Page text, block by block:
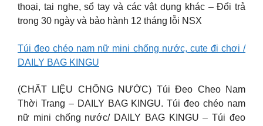
thoại, tai nghe, sổ tay và các vật dụng khác – Đổi trả
trong 30 ngày và bảo hành 12 tháng lỗi NSX
Túi đeo chéo nam nữ mini chống nước, cute đi chơi /
DAILY BAG KINGU
(CHẤT LIỆU CHỐNG NƯỚC) Túi Đeo Cheo Nam
Thời Trang – DAILY BAG KINGU. Túi đeo chéo nam
nữ mini chống nước/ DAILY BAG KINGU – Túi đeo